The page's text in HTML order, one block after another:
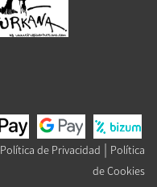
Política de Privacidad | Política
de Cookies